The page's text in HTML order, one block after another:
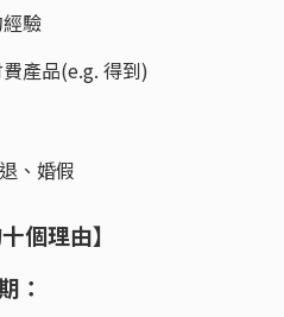
驗
產品(e.g. 得到)
、婚假
個理由】
：